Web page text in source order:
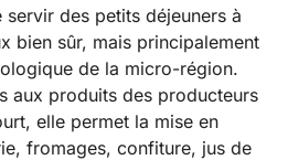
des petits déjeuners à
bien sûr, mais principalement
de la micro-région.
aux produits des producteurs
elle permet la mise en
fromages, confiture, jus de